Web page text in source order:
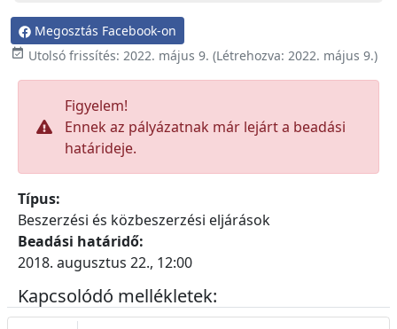
Megosztás Facebook-on
 Utolsó frissítés: 2022. május 9. (Létrehozva: 2022. május 9.)
Figyelem!
Ennek az pályázatnak már lejárt a beadási
határideje.
Típus:
Beszerzési és közbeszerzési eljárások
Beadási határidő:
2018. augusztus 22., 12:00
Kapcsolódó mellékletek: